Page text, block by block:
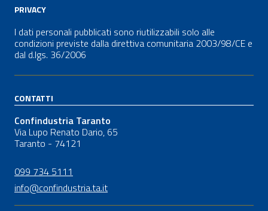
PRIVACY
I dati personali pubblicati sono riutilizzabili solo alle
condizioni previste dalla direttiva comunitaria 2003/98/CE e
dal d.lgs. 36/2006
CONTATTI
Confindustria Taranto
Via Lupo Renato Dario, 65
Taranto - 74121
099 734 5111
info@confindustria.ta.it